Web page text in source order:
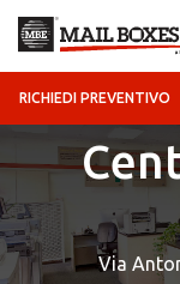
RICHIEDI PREVENTIVO
Via